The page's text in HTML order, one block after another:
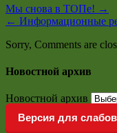
Мы снова в ТОПе! →
← Информационные
Sorry, Comments are
Новостной архив
Новостной архив
Версия для